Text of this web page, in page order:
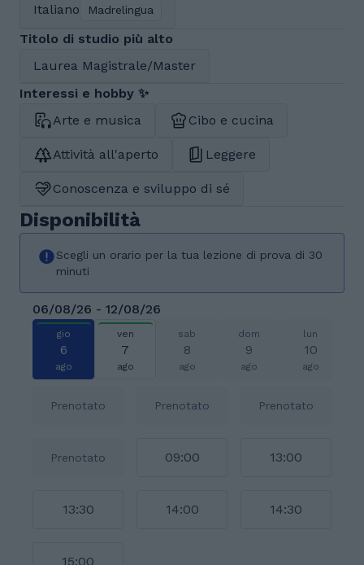
Italiano
Madrelingua
Titolo di studio più alto
Laurea Magistrale/Master
Interessi e hobby ✨
Arte e musica
Cibo e cucina
Attività all'aperto Leggere
Conoscenza e sviluppo di sé
Disponibilità
Scegli un orario per la tua lezione di prova di 30
minuti
06/08/26 - 12/08/26
gio
6
ago
ven
7
ago
sab
8
ago
dom
9
ago
lun
10
ago
Prenotato Prenotato Prenotato
Prenotato 09:00 13:00
13:30 14:00 14:30
15:00